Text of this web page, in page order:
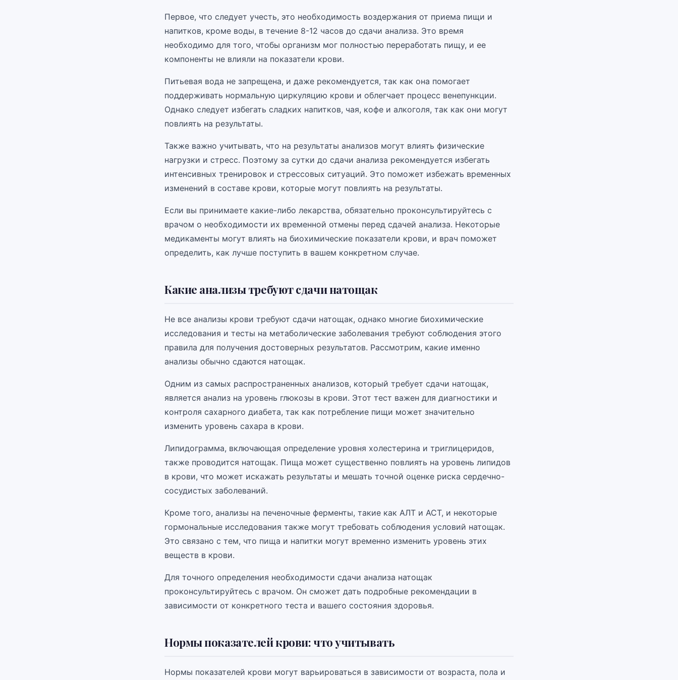
Первое, что следует учесть, это необходимость воздержания от приема пищи и
напитков, кроме воды, в течение 8-12 часов до сдачи анализа. Это время
необходимо для того, чтобы организм мог полностью переработать пищу, и ее
компоненты не влияли на показатели крови.
Питьевая вода не запрещена, и даже рекомендуется, так как она помогает
поддерживать нормальную циркуляцию крови и облегчает процесс венепункции.
Однако следует избегать сладких напитков, чая, кофе и алкоголя, так как они могут
повлиять на результаты.
Также важно учитывать, что на результаты анализов могут влиять физические
нагрузки и стресс. Поэтому за сутки до сдачи анализа рекомендуется избегать
интенсивных тренировок и стрессовых ситуаций. Это поможет избежать временных
изменений в составе крови, которые могут повлиять на результаты.
Если вы принимаете какие-либо лекарства, обязательно проконсультируйтесь с
врачом о необходимости их временной отмены перед сдачей анализа. Некоторые
медикаменты могут влиять на биохимические показатели крови, и врач поможет
определить, как лучше поступить в вашем конкретном случае.
Какие анализы требуют сдачи натощак
Не все анализы крови требуют сдачи натощак, однако многие биохимические
исследования и тесты на метаболические заболевания требуют соблюдения этого
правила для получения достоверных результатов. Рассмотрим, какие именно
анализы обычно сдаются натощак.
Одним из самых распространенных анализов, который требует сдачи натощак,
является анализ на уровень глюкозы в крови. Этот тест важен для диагностики и
контроля сахарного диабета, так как потребление пищи может значительно
изменить уровень сахара в крови.
Липидограмма, включающая определение уровня холестерина и триглицеридов,
также проводится натощак. Пища может существенно повлиять на уровень липидов
в крови, что может искажать результаты и мешать точной оценке риска сердечно-
сосудистых заболеваний.
Кроме того, анализы на печеночные ферменты, такие как АЛТ и АСТ, и некоторые
гормональные исследования также могут требовать соблюдения условий натощак.
Это связано с тем, что пища и напитки могут временно изменить уровень этих
веществ в крови.
Для точного определения необходимости сдачи анализа натощак
проконсультируйтесь с врачом. Он сможет дать подробные рекомендации в
зависимости от конкретного теста и вашего состояния здоровья.
Нормы показателей крови: что учитывать
Нормы показателей крови могут варьироваться в зависимости от возраста, пола и